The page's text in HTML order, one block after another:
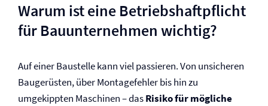
Warum ist eine Betriebs­haftpflicht
für Bauunternehmen wichtig?
Auf einer Baustelle kann viel passieren. Von unsicheren
Baugerüsten, über Montagefehler bis hin zu
umgekippten Maschinen – dasRisiko für mögliche